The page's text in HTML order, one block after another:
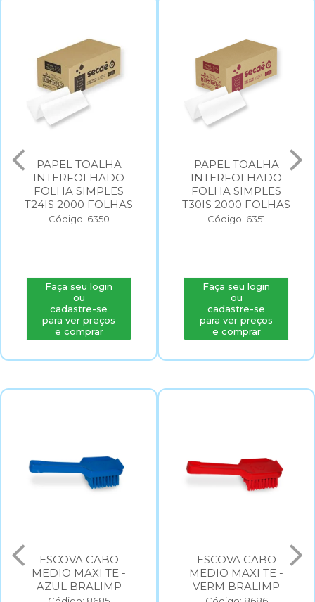
PAPEL TOALHA
INTERFOLHADO
FOLHA SIMPLES
T30IS 2000 FOLHAS
Código: 6351
Faça seu login
ou
cadastre-se
para ver preços
e comprar
PAPEL TOALHA
INTERFOLHADO
FOLHA SIMPLES
T20IS 2000 FOLHAS
Código: 6352
Faça seu login
ou
cadastre-se
para ver preços
e comprar
ESCOVA CABO
MEDIO MAXI TE -
AZUL BRALIMP
ESCOVA CABO
MEDIO MAXI TE -
VERM BRALIMP